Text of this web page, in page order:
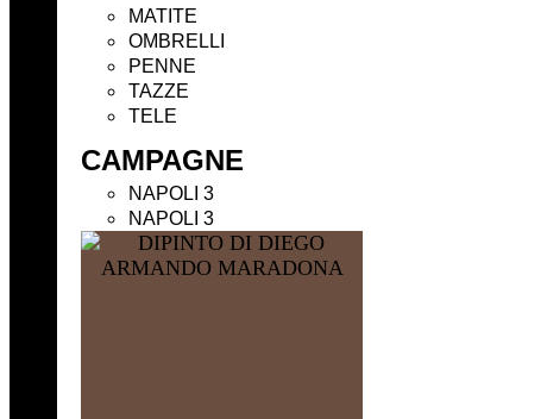
MATITE
OMBRELLI
PENNE
TAZZE
TELE
CAMPAGNE
NAPOLI 3
NAPOLI 3